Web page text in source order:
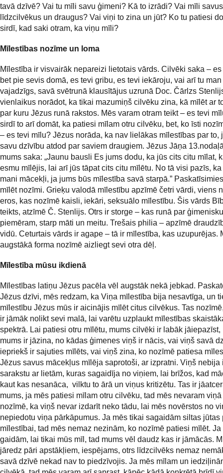
tavā dzīvē? Vai tu mīli savu ģimeni? Kā to izrādi? Vai mīli savus
līdzcilvēkus un draugus? Vai viņi to zina un jūt? Ko tu patiesi
sirdī, kad saki otram, ka viņu mīli?
Mīlestības nozīme un loma
Mīlestība ir visvairāk nepareizi lietotais vārds. Cilvēki saka –
bet pie sevis domā, es tevi gribu, es tevi iekāroju, vai arī tu
vajadzīgs, savā svētrunā klausītājus uzrunā Doc. Čārlzs
vienlaikus norādot, ka tikai mazumiņš cilvēku zina, kā mīlēt ar
par kuru Jēzus runā rakstos. Mēs varam otram teikt – es tevi
sirdī to arī domāt, ka patiesi mīlam otru cilvēku, bet, ko īsti
– es tevi mīlu? Jēzus norāda, ka nav lielākas mīlestības par to,
savu dzīvību atdod par saviem draugiem. Jēzus Jāņa
mums saka: „Jaunu bausli Es jums dodu, ka jūs cits citu mīlat,
esmu mīlējis, lai arī jūs tāpat cits citu mīlētu. No tā visi pazīs,
mani mācekļi, ja jums būs mīlestība savā starpā.”
mīlēt nozīmi. Grieķu valodā mīlestību apzīmē četri vārdi, viens
eros, kas nozīmē kaisli, iekāri, seksuālo mīlestību. Šis vārds
teikts, atzīmē Č. Stenlijs. Otrs ir storge – kas runā par
piemēram, starp māti un meitu. Trešais philia – apzīmē
vidū. Ceturtais vārds ir agape – tā ir mīlestība, kas uzupurējas.
augstākā forma nozīmē aizliegt sevi otra dēļ.
Mīlestība mūsu ikdienā
Mīlestības latiņu Jēzus pacēla vēl augstāk nekā jebkad.
Jēzus dzīvi, mēs redzam, ka Viņa mīlestība bija nesavtīga, un
mīlestību Jēzus mūs ir aicinājis mīlēt citus cilvēkus. Tas
ir jāmāk nolikt sevi malā, lai varētu uzplaukt mīlestības
spektrā. Lai patiesi otru mīlētu, mums cilvēki ir labāk jāiepazīst,
mums ir jāzina, no kādas ģimenes viņš ir nācis, vai viņš savā
iepriekš ir sajuties mīlēts, vai viņš zina, ko nozīmē patiesa
Jēzus savus mācekļus mīlēja saprotoši, ar izpratni. Viņš nebija
sarakstu ar lietām, kuras sagaidīja no viņiem, lai brīžos, kad
kaut kas nesanāca, vilktu to ārā un viņus kritizētu. Tas ir
mums, ja mēs patiesi mīlam otru cilvēku, tad mēs nevaram
nozīmē, ka viņš nevar izdarīt neko tādu, lai mēs novērstos no
nepiedotu viņa pārkāpumus. Ja mēs tikai sagaidām siltas jūtas
mīlestībai, tad mēs nemaz nezinām, ko nozīmē patiesi mīlēt. Ja
gaidām, lai tikai mūs mīl, tad mums vēl daudz kas ir jāmācās.
jāredz pāri apstākļiem, iespējams, otrs līdzcilvēks nemaz
savā dzīvē nekad nav to piedzīvojis. Ja mēs mīlam un